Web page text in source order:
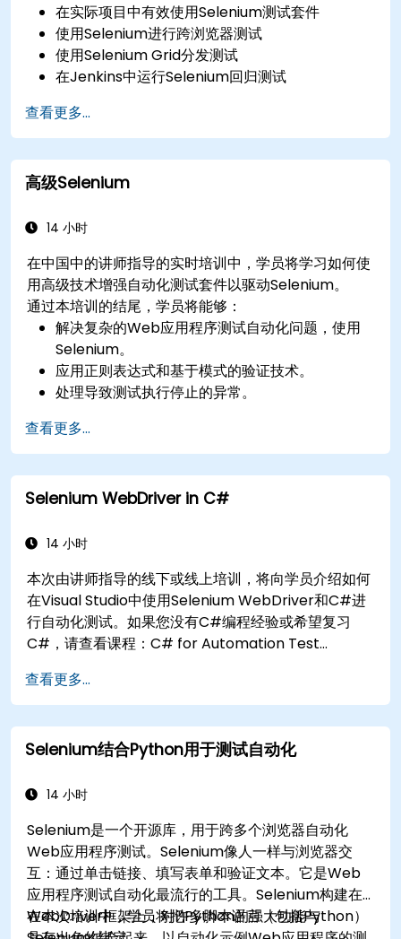
在实际项目中有效使用Selenium测试套件
使用Selenium进行跨浏览器测试
使用Selenium Grid分发测试
在Jenkins中运行Selenium回归测试
查看更多...
高级Selenium
14 小时
在中国中的讲师指导的实时培训中，学员将学习如何使
用高级技术增强自动化测试套件以驱动Selenium。
通过本培训的结尾，学员将能够：
解决复杂的Web应用程序测试自动化问题，使用
Selenium。
应用正则表达式和基于模式的验证技术。
处理导致测试执行停止的异常。
动态地从网页控件中捕获数据。
创建数据驱动的测试框架。
使用Selenium Grid进行分布式测试。
查看更多...
Selenium WebDriver in C#
14 小时
本次由讲师指导的线下或线上培训，将向学员介绍如何
在Visual Studio中使用Selenium WebDriver和C#进
行自动化测试。如果您没有C#编程经验或希望复习
C#，请查看课程：C# for Automation Test
查看更多...
Selenium结合Python用于测试自动化
14 小时
Selenium是一个开源库，用于跨多个浏览器自动化
Web应用程序测试。Selenium像人一样与浏览器交
互：通过单击链接、填写表单和验证文本。它是Web
应用程序测试自动化最流行的工具。Selenium构建在
WebDriver框架上，对许多脚本语言（包括Python）
在本次培训中，学员将把Python的强大功能与